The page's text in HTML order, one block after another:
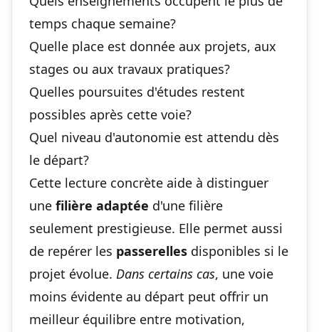
temps chaque semaine?
Quelle place est donnée aux projets, aux
stages ou aux travaux pratiques?
Quelles poursuites d'études restent
possibles après cette voie?
Quel niveau d'autonomie est attendu dès
le départ?
Cette lecture concrète aide à distinguer
une filière adaptée d'une filière
seulement prestigieuse. Elle permet aussi
de repérer les passerelles disponibles si le
projet évolue. Dans certains cas, une voie
moins évidente au départ peut offrir un
meilleur équilibre entre motivation,